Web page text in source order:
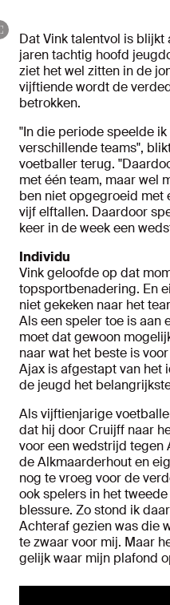
Dat Vink talentvol is
jaren tachtig hoofd
ziet het wel zitten in de
vijftiende wordt de
betrokken.
"In die periode speelde
verschillende teams",
voetballer terug.
met één team, maar wel
ben niet opgegroeid met
vijf elftallen. Daardoor
keer in de week een
Individu
Vink geloofde op dat
topsportbenadering. En
niet gekeken naar het
Als een speler toe is aan
moet dat gewoon
naar wat het beste is
Ajax is afgestapt van het
de jeugd het
Als vijftienjarige
dat hij door Cruijff naar
voor een wedstrijd tegen
de Alkmaarderhout en
nog te vroeg voor de
ook spelers in het
blessure. Zo stond ik
Achteraf gezien was die
te zwaar voor mij. Maar
gelijk waar mijn plafond